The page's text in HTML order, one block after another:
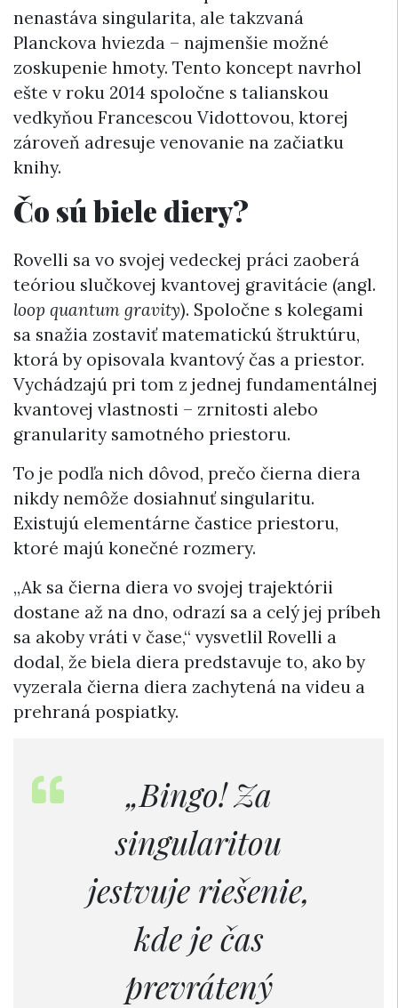
nenastáva singularita, ale takzvaná
Planckova hviezda – najmenšie možné
zoskupenie hmoty. Tento koncept navrhol
ešte v roku 2014 spoločne s talianskou
vedkyňou Francescou Vidottovou, ktorej
zároveň adresuje venovanie na začiatku
knihy.
Čo sú biele diery?
Rovelli sa vo svojej vedeckej práci zaoberá
teóriou slučkovej kvantovej gravitácie (angl.
loop quantum gravity). Spoločne s kolegami
sa snažia zostaviť matematickú štruktúru,
ktorá by opisovala kvantový čas a priestor.
Vychádzajú pri tom z jednej fundamentálnej
kvantovej vlastnosti –⁠⁠⁠⁠⁠ zrnitosti alebo
granularity samotného priestoru.
To je podľa nich dôvod, prečo čierna diera
nikdy nemôže dosiahnuť singularitu.
Existujú elementárne častice priestoru,
ktoré majú konečné rozmery.
„Ak sa čierna diera vo svojej trajektórii
dostane až na dno, odrazí sa a celý jej príbeh
sa akoby vráti v čase,“ vysvetlil Rovelli a
dodal, že biela diera predstavuje to, ako by
vyzerala čierna diera zachytená na videu a
prehraná pospiatky.
„Bingo! Za
singularitou
jestvuje riešenie,
kde je čas
prevrátený